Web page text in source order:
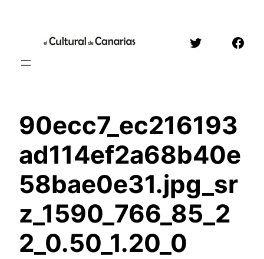
contenido
Twitter
90ecc7_ec216193
ad114ef2a68b40e
58bae0e31.jpg_sr
z_1590_766_85_2
2_0.50_1.20_0